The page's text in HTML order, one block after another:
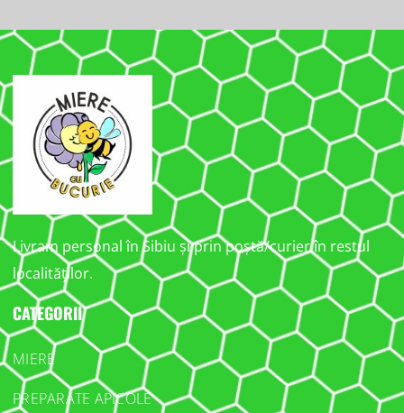
Livram personal în Sibiu și prin poștă/curier în restul
localităților.
CATEGORII
MIERE
PREPARATE APICOLE